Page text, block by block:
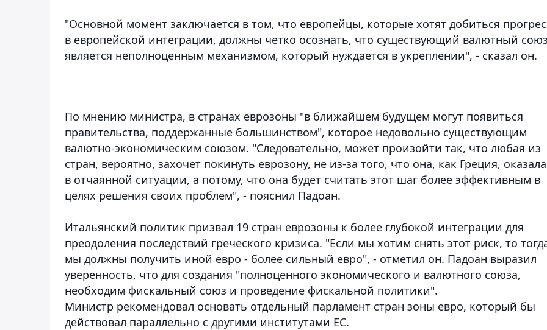
"Основной момент заключается в том, что европейцы, которые хотят добиться
в европейской интеграции, должны четко осознать, что существующий валютный
является неполноценным механизмом, который нуждается в укреплении", - сказал он.
По мнению министра, в странах еврозоны "в ближайшем будущем могут появиться
правительства, поддержанные большинством", которое недовольно существующим
валютно-экономическим союзом. "Следовательно, может произойти так, что любая из
стран, вероятно, захочет покинуть еврозону, не из-за того, что она, как Греция,
в отчаянной ситуации, а потому, что она будет считать этот шаг более эффективным в
целях решения своих проблем", - пояснил Падоан.
Итальянский политик призвал 19 стран еврозоны к более глубокой интеграции для
преодоления последствий греческого кризиса. "Если мы хотим снять этот риск, то
мы должны получить иной евро - более сильный евро", - отметил он. Падоан выразил
уверенность, что для создания "полноценного экономического и валютного союза,
необходим фискальный союз и проведение фискальной политики".
Министр рекомендовал основать отдельный парламент стран зоны евро, который бы
действовал параллельно с другими институтами ЕС.